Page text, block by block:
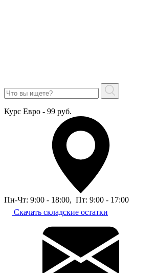
Курс Евро - 99 руб.
Пн-Чт: 9:00 - 18:00, Пт: 9:00 - 17:00
Скачать складские остатки